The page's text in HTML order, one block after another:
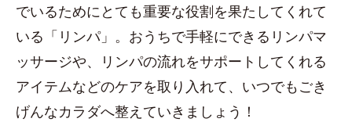
でいるためにとても重要な役割を果たしてくれて
いる「リンパ」。おうちで手軽にできるリンパマ
ッサージや、リンパの流れをサポートしてくれる
アイテムなどのケアを取り入れて、いつでもごき
げんなカラダへ整えていきましょう！